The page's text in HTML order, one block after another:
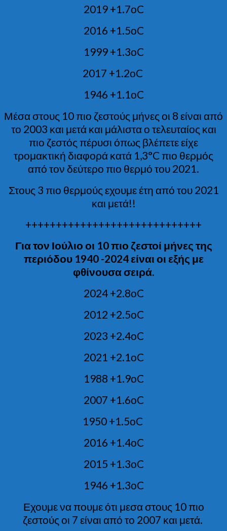
2019 +1.7οC
2016 +1.5οC
1999 +1.3οC
2017 +1.2οC
1946 +1.1οC
Μέσα στους 10 πιο ζεστούς μήνες οι 8 είναι από
το 2003 και μετά και μάλιστα ο τελευταίος και
πιο ζεστός πέρυσι όπως βλέπετε είχε
τρομακτική διαφορά κατά 1,3°C πιο θερμός
από τον δεύτερο πιο θερμό του 2021.
Στους 3 πιο θερμούς εχουμε έτη από του 2021
και μετά!!
+++++++++++++++++++++++++++++
Για τον Ιούλιο οι 10 πιο ζεστοί μήνες της
περιόδου 1940 -2024 είναι οι εξής με
φθίνουσα σειρά.
2024 +2.8οC
2012 +2.5οC
2023 +2.4οC
2021 +2.1οC
1988 +1.9οC
2007 +1.6οC
1950 +1.5οC
2016 +1.4οC
2015 +1.3οC
1946 +1.3οC
Εχουμε να πουμε ότι μεσα στους 10 πιο
ζεστούς οι 7 είναι από το 2007 και μετά.